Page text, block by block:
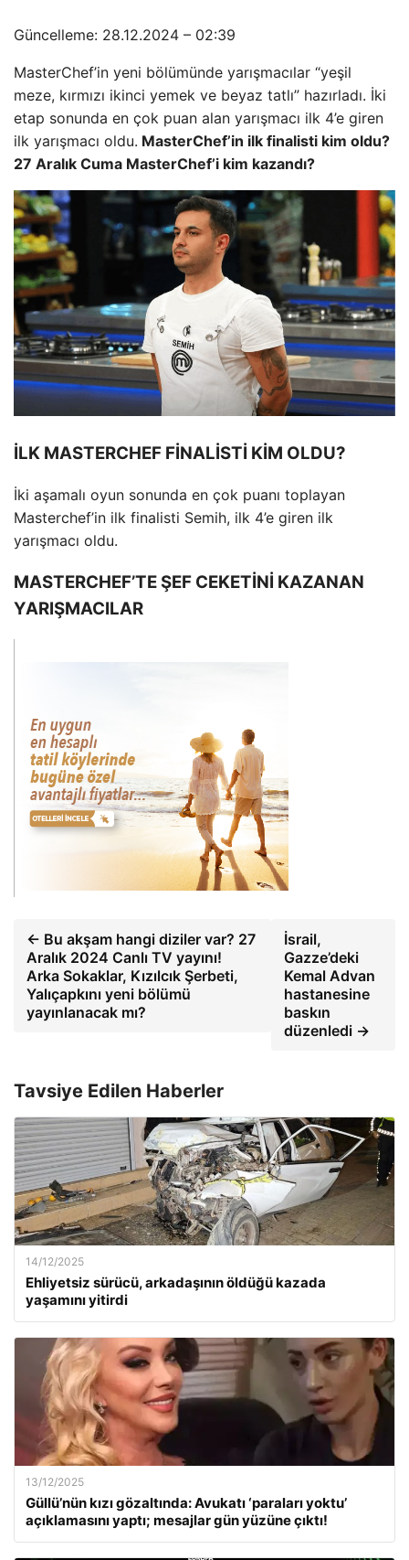
Güncelleme: 28.12.2024 – 02:39
MasterChef’in yeni bölümünde yarışmacılar “yeşil
meze, kırmızı ikinci yemek ve beyaz tatlı” hazırladı. İki
etap sonunda en çok puan alan yarışmacı ilk 4’e giren
ilk yarışmacı oldu. MasterChef’in ilk finalisti kim oldu?
27 Aralık Cuma MasterChef’i kim kazandı?
İLK MASTERCHEF FİNALİSTİ KİM OLDU?
İki aşamalı oyun sonunda en çok puanı toplayan
Masterchef’in ilk finalisti Semih, ilk 4’e giren ilk
yarışmacı oldu.
MASTERCHEF’TE ŞEF CEKETİNİ KAZANAN
YARIŞMACILAR
← Bu akşam hangi diziler var? 27
Aralık 2024 Canlı TV yayını!
Arka Sokaklar, Kızılcık Şerbeti,
Yalıçapkını yeni bölümü
yayınlanacak mı?
İsrail,
Gazze’deki
Kemal Advan
hastanesine
baskın
düzenledi →
Tavsiye Edilen Haberler
14/12/2025
Ehliyetsiz sürücü, arkadaşının öldüğü kazada
yaşamını yitirdi
13/12/2025
Güllü’nün kızı gözaltında: Avukatı ‘paraları yoktu’
açıklamasını yaptı; mesajlar gün yüzüne çıktı!